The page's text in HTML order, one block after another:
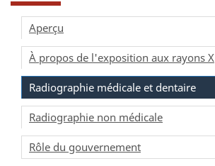
web,
Aperçu
À propos de l'exposition aux rayons X
Radiographie médicale et dentaire
Radiographie non médicale
Rôle du gouvernement